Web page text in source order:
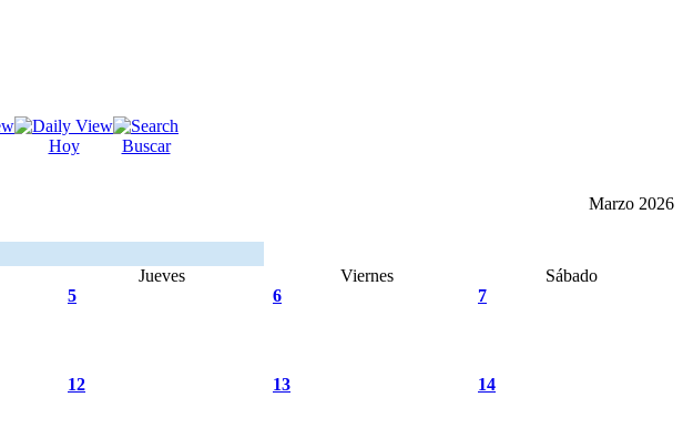
Hoy Buscar
Marzo 2026
Jueves Viernes
Sábado
5 6 7
12 13 14